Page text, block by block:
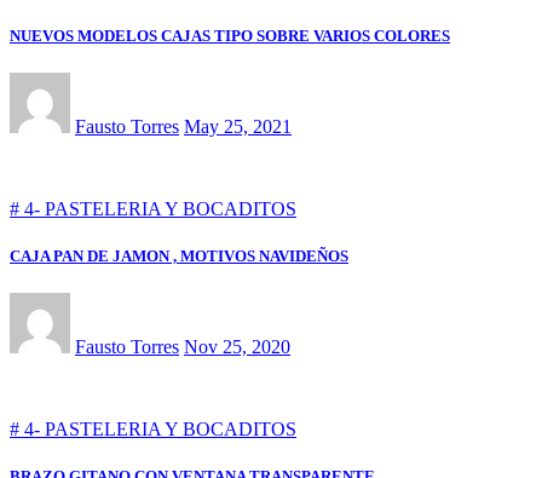
NUEVOS MODELOS CAJAS TIPO SOBRE VARIOS COLORES
Fausto Torres May 25, 2021
# 4- PASTELERIA Y BOCADITOS
CAJA PAN DE JAMON , MOTIVOS NAVIDEÑOS
Fausto Torres Nov 25, 2020
# 4- PASTELERIA Y BOCADITOS